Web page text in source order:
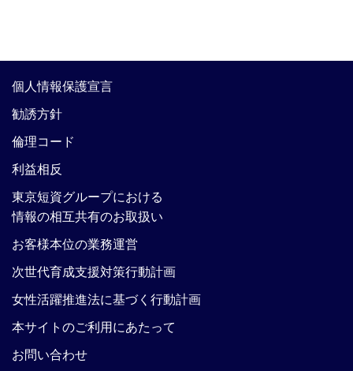
個人情報保護宣言
勧誘方針
倫理コード
利益相反
東京短資グループにおける
情報の相互共有のお取扱い
お客様本位の業務運営
次世代育成支援対策行動計画
女性活躍推進法に基づく行動計画
本サイトのご利用にあたって
お問い合わせ